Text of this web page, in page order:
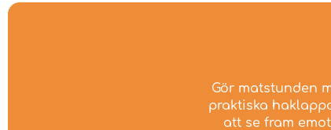
Gör matstunden
praktiska
att se fram